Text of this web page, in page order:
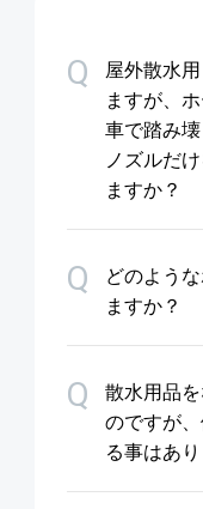
Q
屋外散水
ますが、
車で踏み
ノズルだ
ますか？
Q
どのよう
ますか？
Q
散水用品
のですが
る事はあ